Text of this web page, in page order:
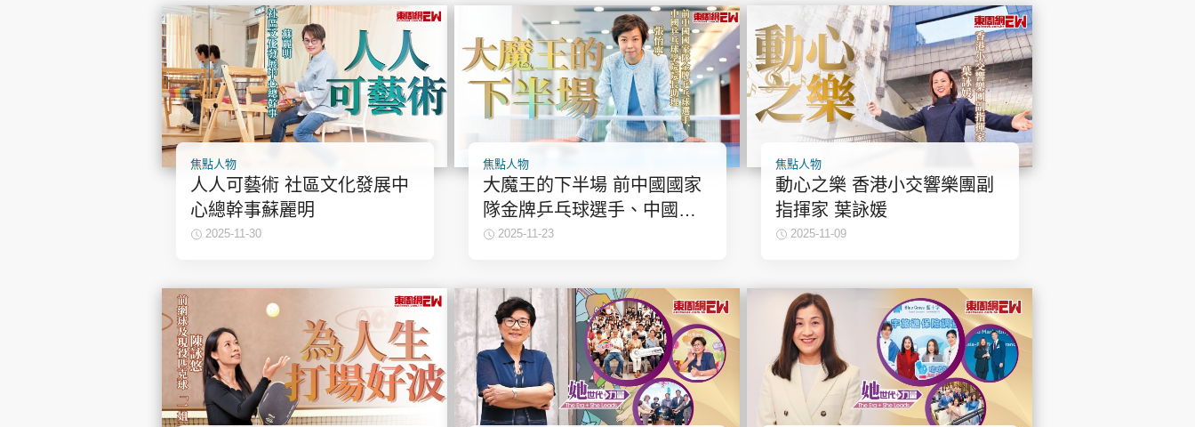
焦點人物
人人可藝術 社區文化發展中
心總幹事蘇麗明
2025-11-30
焦點人物
大魔王的下半場 前中國國家
隊金牌乒乓球選手、中國乒
乓球學院院長助理張怡寧
2025-11-23
焦點人物
動心之樂 香港小交響樂團副
指揮家 葉詠媛
2025-11-09